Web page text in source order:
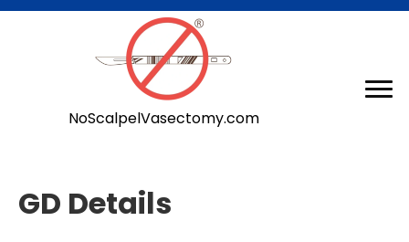
NoScalpelVasectomy.com
GD Details